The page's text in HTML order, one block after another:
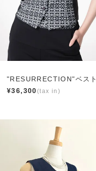
"RESURRECTION"ベスト
¥36,300